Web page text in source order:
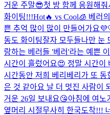
거운 주말😎첫 방 함께 응원해
화이팅!!!Hot🔥 vs Cool🧊 베러
쁜 추억 많이 많이 만들어가요
동도 화이팅잘자 모두들나만 눈
랑하는 베러들 '베러'라는 예쁜
시간이 흘렀어요😍 정말 시간이
시간동안 저희 베리베리가 또
은 것 같아요 날 더 멋진 사람이
거운 26일 보내요😘아침에 여노
옆머리 시절무사히 한국도착!!!